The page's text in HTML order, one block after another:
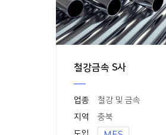
철강금속 S사
업종
철강 및 금속
지역
충북